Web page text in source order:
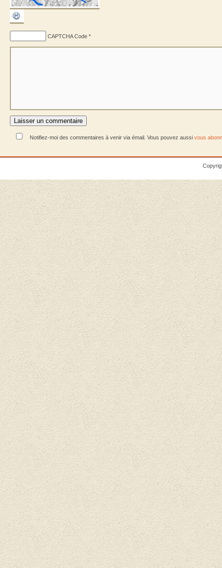
CAPTCHA Code *
Notifiez-moi des commentaires à venir via émail. Vous pouvez aussi vous